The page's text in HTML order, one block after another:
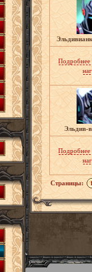
Эльдив-
Страницы: